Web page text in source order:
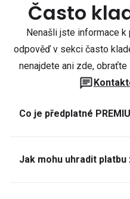
Často
Nenašli jste informace
odpověď v sekci často
nenajdete ani zde,
Co je předplatné
Jak mohu uhradit platbu